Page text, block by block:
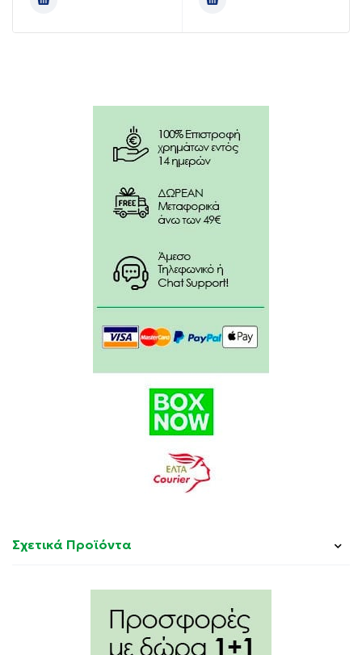
Ρυθμιστικό διάλυμα εκχύλισης 1 (2M NaNO2).
Ρυθμιστικό διάλυμα εκχύλισης 2 (0,027M κιτρικό
Βάση τοποθέτησης.
Οδηγίες χρήσης.
Σχετικά Προϊόντα